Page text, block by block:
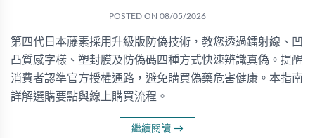
POSTED ON 08/05/2026
第四代日本藤素採用升級版防偽技術，教您透過鐳射線、凹
凸質感字樣、塑封膜及防偽碼四種方式快速辨識真偽。提醒
消費者認準官方授權通路，避免購買偽藥危害健康。本指南
詳解選購要點與線上購買流程。
繼續閱讀 →